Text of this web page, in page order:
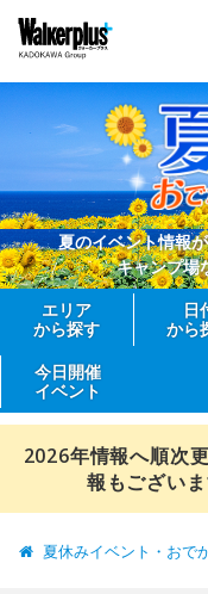
夏のイベント情報
キャンプ場
エリア
から探す
日
から
今日開催
イベント
2026年情報へ順次
報もござい
夏休みイベント・おで